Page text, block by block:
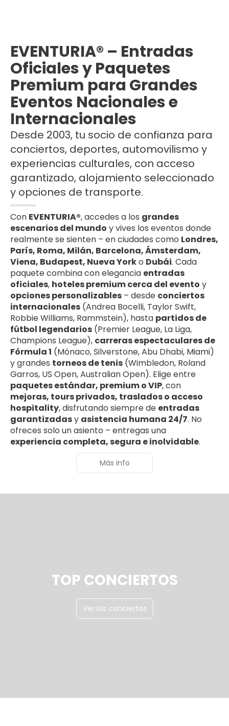
EVENTURIA® – Entradas
Oficiales y Paquetes
Premium para Grandes
Eventos Nacionales e
Internacionales
Desde 2003, tu socio de confianza para
conciertos, deportes, automovilismo y
experiencias culturales, con acceso
garantizado, alojamiento seleccionado
y opciones de transporte.
Con EVENTURIA®, accedes a los grandes
escenarios del mundo y vives los eventos donde
realmente se sienten – en ciudades como Londres,
París, Roma, Milán, Barcelona, Ámsterdam,
Viena, Budapest, Nueva Yorko Dubái. Cada
paquete combina con elegancia entradas
oficiales, hoteles premium cerca del evento y
opciones personalizables – desde conciertos
internacionales (Andrea Bocelli, Taylor Swift,
Robbie Williams, Rammstein), hasta partidos de
fútbol legendarios (Premier League, La Liga,
Champions League), carreras espectaculares de
Fórmula 1 (Mónaco, Silverstone, Abu Dhabi, Miami)
y grandes torneos de tenis (Wimbledon, Roland
Garros, US Open, Australian Open). Elige entre
paquetes estándar, premium o VIP, con
mejoras, tours privados, traslados o acceso
hospitality, disfrutando siempre de entradas
garantizadasy asistencia humana 24/7. No
ofreces solo un asiento – entregas una
experiencia completa, segura e inolvidable.
Más info
TOP CONCIERTOS
Ver los conciertos